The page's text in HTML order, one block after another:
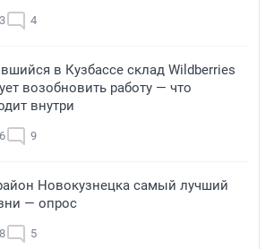
4
в Кузбассе склад Wildberries
возобновить работу — что
внутри
9
Новокузнецка самый лучший
— опрос
5